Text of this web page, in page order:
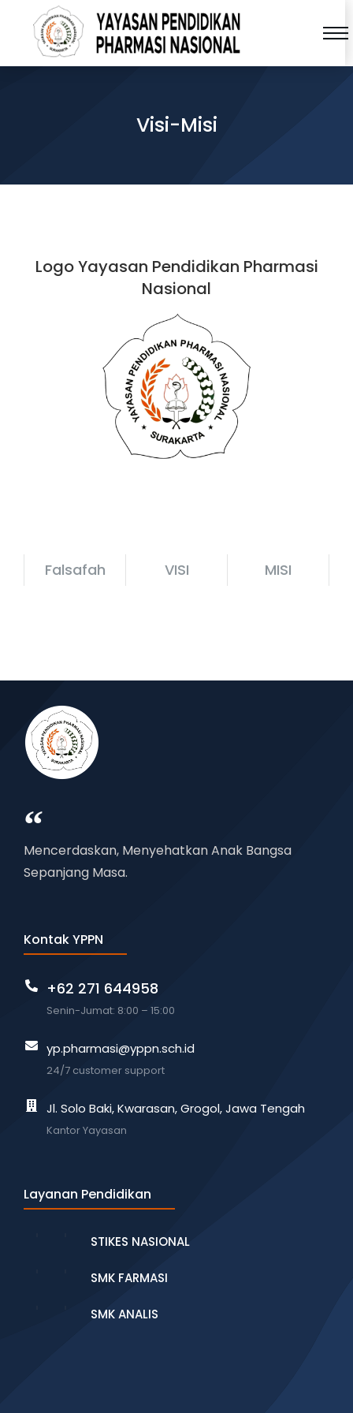
Visi-Misi
Logo Yayasan Pendidikan Pharmasi
Nasional
Falsafah VISI MISI
Mencerdaskan, Menyehatkan Anak Bangsa
Sepanjang Masa.
Kontak YPPN
+62 271 644958
Senin-Jumat: 8:00 – 15:00
yp.pharmasi@yppn.sch.id
24/7 customer support
Jl. Solo Baki, Kwarasan, Grogol, Jawa Tengah
Kantor Yayasan
Layanan Pendidikan
STIKES NASIONAL
SMK FARMASI
SMK ANALIS